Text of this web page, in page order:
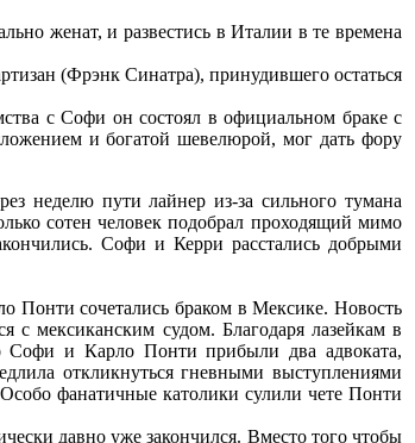
женат, и развестись в Италии в те времена
(Фрэнк Синатра), принудившего остаться
с Софи он состоял в официальном браке с
и богатой шевелюрой, мог дать фору
неделю пути лайнер из-за сильного тумана
сотен человек подобрал проходящий мимо
Софи и Керри расстались добрыми
Понти сочетались браком в Мексике. Новость
мексиканским судом. Благодаря лазейкам в
Софи и Карло Понти прибыли два адвоката,
откликнуться гневными выступлениями
фанатичные католики сулили чете Понти
давно уже закончился. Вместо того чтобы